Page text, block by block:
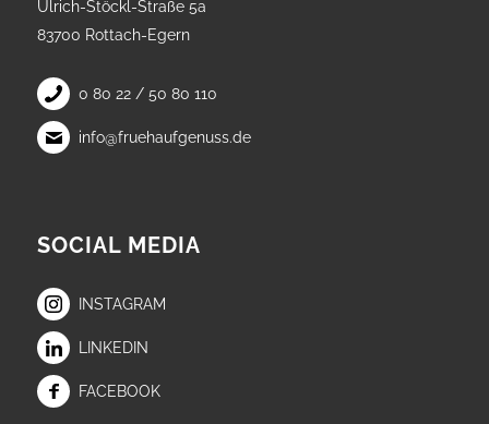
Ulrich-Stöckl-Straße 5a
83700 Rottach-Egern
0 80 22 / 50 80 110
info@fruehaufgenuss.de
SOCIAL MEDIA
INSTAGRAM
LINKEDIN
FACEBOOK